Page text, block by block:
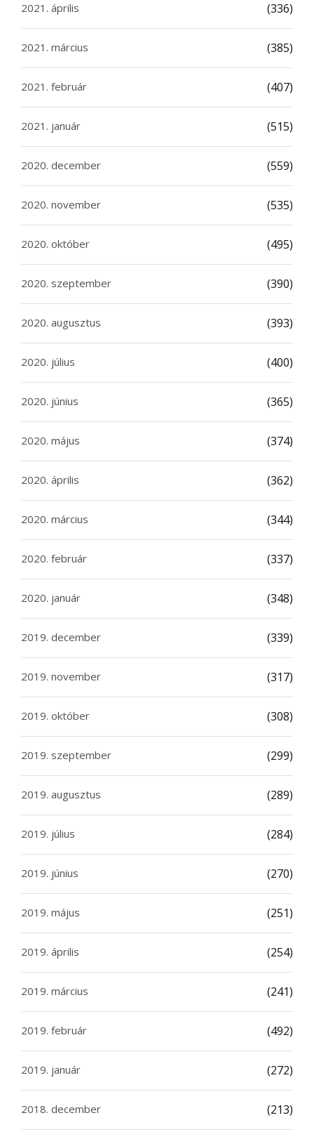
2021. április (336)
2021. március (385)
2021. február (407)
2021. január (515)
2020. december (559)
2020. november (535)
2020. október (495)
2020. szeptember (390)
2020. augusztus (393)
2020. július (400)
2020. június (365)
2020. május (374)
2020. április (362)
2020. március (344)
2020. február (337)
2020. január (348)
2019. december (339)
2019. november (317)
2019. október (308)
2019. szeptember (299)
2019. augusztus (289)
2019. július (284)
2019. június (270)
2019. május (251)
2019. április (254)
2019. március (241)
2019. február (492)
2019. január (272)
2018. december (213)